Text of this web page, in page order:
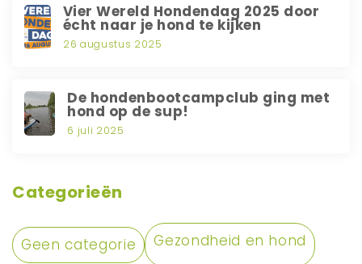
Vier Wereld Hondendag 2025 door
écht naar je hond te kijken
26 augustus 2025
De hondenbootcampclub ging met
hond op de sup!
6 juli 2025
Categorieën
Geen categorie Gezondheid en hond